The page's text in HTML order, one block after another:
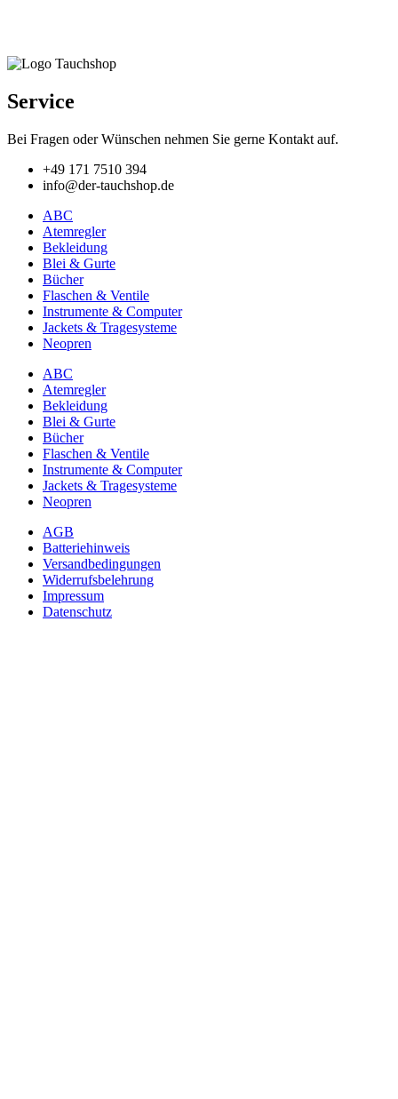
Service
Bei Fragen oder Wünschen nehmen Sie gerne Kontakt auf.
+49 171 7510 394
info@der-tauchshop.de
ABC
Atemregler
Bekleidung
Blei & Gurte
Bücher
Flaschen & Ventile
Instrumente & Computer
Jackets & Tragesysteme
Neopren
ABC
Atemregler
Bekleidung
Blei & Gurte
Bücher
Flaschen & Ventile
Instrumente & Computer
Jackets & Tragesysteme
Neopren
AGB
Batteriehinweis
Versandbedingungen
Widerrufsbelehrung
Impressum
Datenschutz